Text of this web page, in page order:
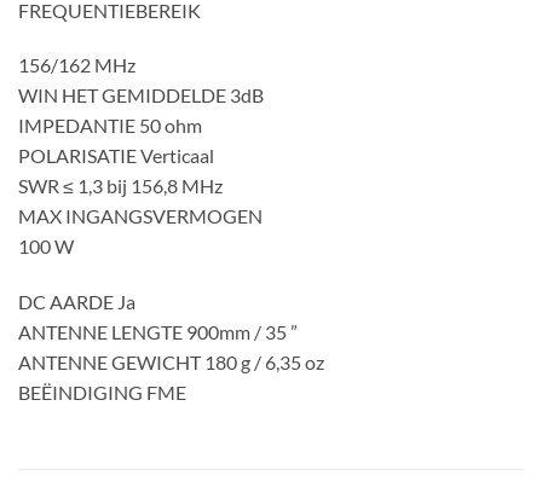
FREQUENTIEBEREIK
156/162 MHz
WIN HET GEMIDDELDE 3dB
IMPEDANTIE 50 ohm
POLARISATIE Verticaal
SWR ≤ 1,3 bij 156,8 MHz
MAX INGANGSVERMOGEN
100 W
DC AARDE Ja
ANTENNE LENGTE 900mm / 35 ”
ANTENNE GEWICHT 180 g / 6,35 oz
BEËINDIGING FME